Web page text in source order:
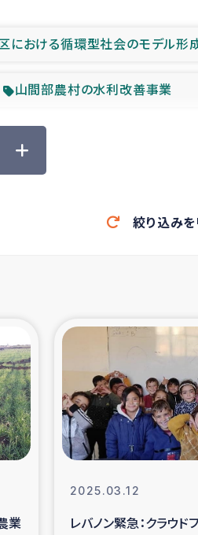
における循環型社会のモデル形
山間部農村の水利改善事業
森林保全型農業の支援事業
大雨による洪水被災者支援
ア国内避難民・帰還民の生活再建
スリランカ南部洪水被災者支援
復興支援事業
令和6年能登半島地震 緊急支援
絞り込みを
業
2025.03.12
レバノン緊急：クラウド